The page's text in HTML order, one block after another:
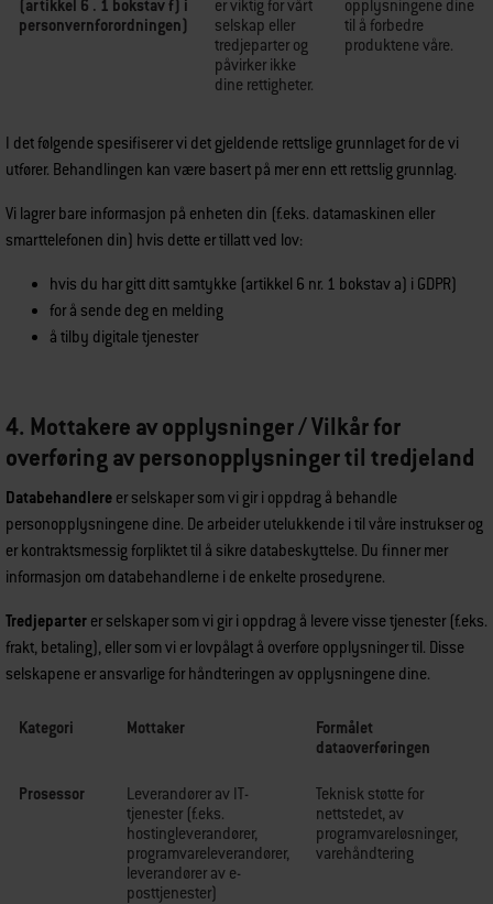
(artikkel 6 . 1 bokstav f) i
personvernforordningen)
er viktig for vårt
selskap eller
tredjeparter og
påvirker ikke
dine rettigheter.
opplysningene dine
til å forbedre
produktene våre.
I det følgende spesifiserer vi det gjeldende rettslige grunnlaget for de vi
utfører. Behandlingen kan være basert på mer enn ett rettslig grunnlag.
Vi lagrer bare informasjon på enheten din (f.eks. datamaskinen eller
smarttelefonen din) hvis dette er tillatt ved lov:
hvis du har gitt ditt samtykke (artikkel 6 nr. 1 bokstav a) i GDPR)
for å sende deg en melding
å tilby digitale tjenester
4. Mottakere av opplysninger / Vilkår for
overføring av personopplysninger til tredjeland
Databehandlere er selskaper som vi gir i oppdrag å behandle
personopplysningene dine. De arbeider utelukkende i til våre instrukser og
er kontraktsmessig forpliktet til å sikre databeskyttelse. Du finner mer
informasjon om databehandlerne i de enkelte prosedyrene.
Tredjeparter er selskaper som vi gir i oppdrag å levere visse tjenester (f.eks.
frakt, betaling), eller som vi er lovpålagt å overføre opplysninger til. Disse
selskapene er ansvarlige for håndteringen av opplysningene dine.
Kategori Mottaker
Formålet
dataoverføringen
Prosessor
Leverandører av IT-
tjenester (f.eks.
hostingleverandører,
programvareleverandører,
leverandører av e-
posttjenester)
Teknisk støtte for
nettstedet, av
programvareløsninger,
varehåndtering